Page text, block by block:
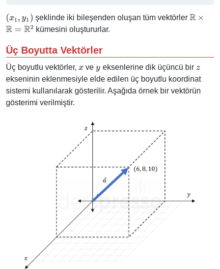
8 & 6
\end{pmatrix}
(x_1,
y_1)
(x1 , y1 ) şeklinde iki bileşenden oluşan tüm vektörler R ×
R = R2 kümesini oluştururlar.
Üç Boyutta Vektörler
Üç boyutlu vektörler, x
x ve y
y eksenlerine dik üçüncü bir z
z
ekseninin eklenmesiyle elde edilen üç boyutlu koordinat
sistemi kullanılarak gösterilir. Aşağıda örnek bir vektörün
gösterimi verilmiştir.